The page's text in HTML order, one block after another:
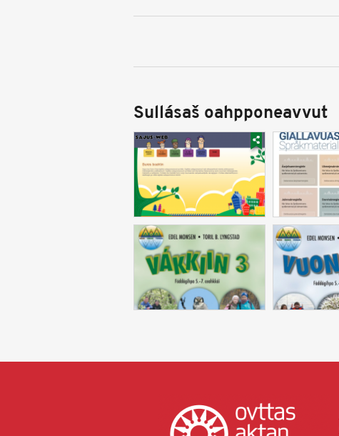
Sullásaš oahpponeavvut